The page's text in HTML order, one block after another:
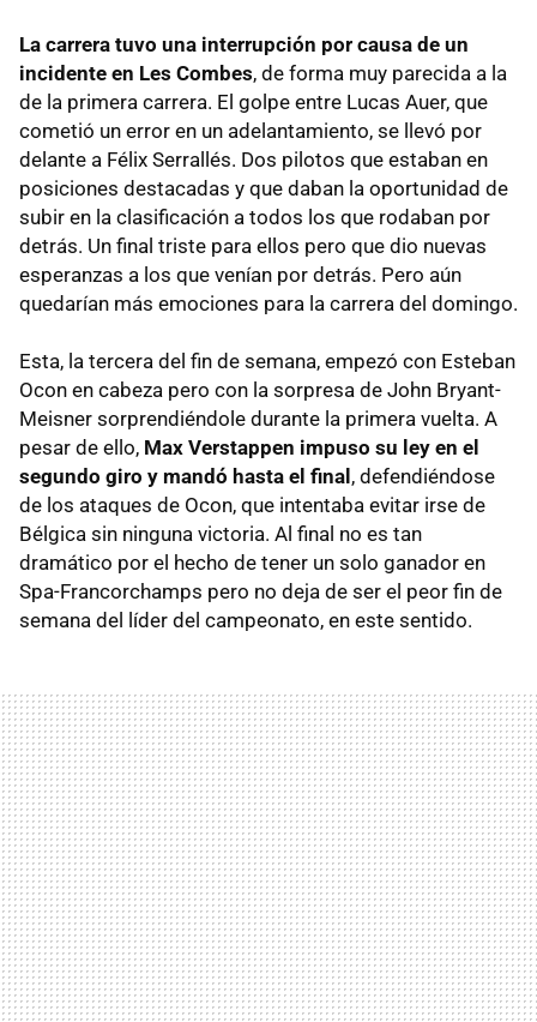
La carrera tuvo una interrupción por causa de un
incidente en Les Combes, de forma muy parecida a la
de la primera carrera. El golpe entre Lucas Auer, que
cometió un error en un adelantamiento, se llevó por
delante a Félix Serrallés. Dos pilotos que estaban en
posiciones destacadas y que daban la oportunidad de
subir en la clasificación a todos los que rodaban por
detrás. Un final triste para ellos pero que dio nuevas
esperanzas a los que venían por detrás. Pero aún
quedarían más emociones para la carrera del domingo.
Esta, la tercera del fin de semana, empezó con Esteban
Ocon en cabeza pero con la sorpresa de John Bryant-
Meisner sorprendiéndole durante la primera vuelta. A
pesar de ello, Max Verstappen impuso su ley en el
segundo giro y mandó hasta el final, defendiéndose
de los ataques de Ocon, que intentaba evitar irse de
Bélgica sin ninguna victoria. Al final no es tan
dramático por el hecho de tener un solo ganador en
Spa-Francorchamps pero no deja de ser el peor fin de
semana del líder del campeonato, en este sentido.